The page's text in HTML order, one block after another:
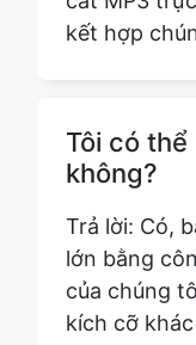
Tôi có thể
lớn bằng
của chúng
kích cỡ khác
Làm cách